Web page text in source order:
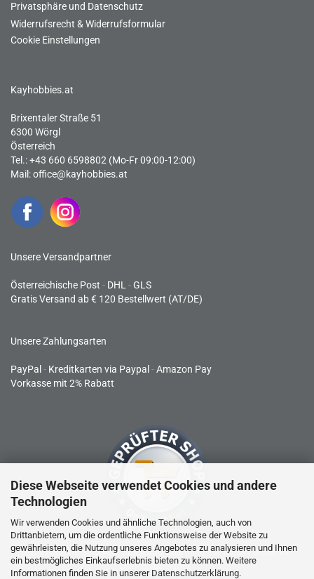
Diese Webseite verwendet Cookies und andere
Technologien
Wir verwenden Cookies und ähnliche Technologien, auch von
Drittanbietern, um die ordentliche Funktionsweise der Website zu
gewährleisten, die Nutzung unseres Angebotes zu analysieren und Ihnen
ein bestmögliches Einkaufserlebnis bieten zu können. Weitere
Informationen finden Sie in unserer Datenschutzerklärung.
Privatsphäre und Datenschutz
Widerrufsrecht & Widerrufsformular
Cookie Einstellungen
Kayhobbies.at
Brixentaler Straße 51
6300 Wörgl
Österreich
Tel.: +43 660 6598802 (Mo-Fr 09:00-12:00)
Mail:office@kayhobbies.at
Unsere Versandpartner
Österreichische Post - DHL -GLS
Gratis Versand ab € 120 Bestellwert (AT/DE)
Unsere Zahlungsarten
PayPal - Kreditkarten via Paypal -Amazon Pay
Vorkasse mit 2% Rabatt
RC-Produkte sind kein Spielzeug und nicht für Kinder unter 14
Jahren geeignet.